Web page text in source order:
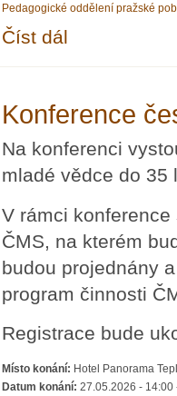
Pedagogické oddělení pražské
Číst dál
Konference
Na konferenci
mladé vědce do 35
V rámci
ČMS, na kterém
budou projednány
program činnosti
Registrace bude
Místo konání: Hotel Panorama
Datum konání: 27.05.2026 - 14:00